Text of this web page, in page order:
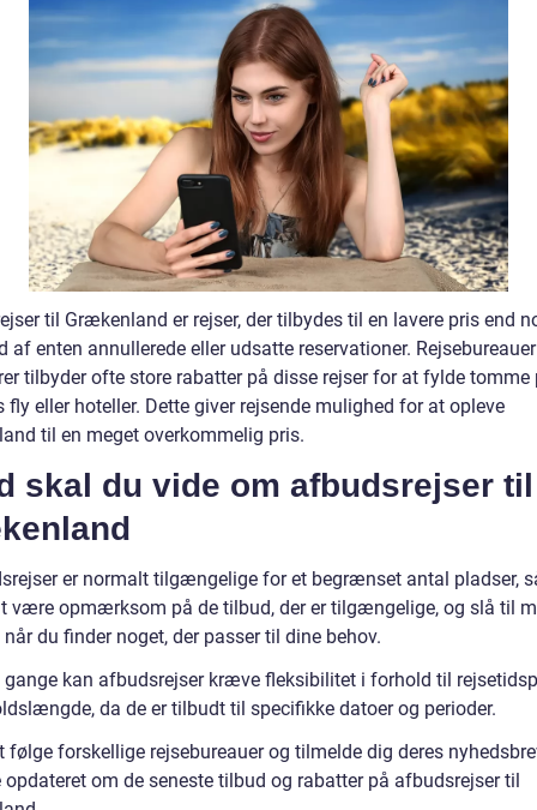
til Grækenland er rejser, der tilbydes til en lavere pris end
af enten annullerede eller udsatte reservationer.
tilbyder ofte store rabatter på disse rejser for at fylde tomme
fly eller hoteller. Dette giver rejsende mulighed for at opleve
til en meget overkommelig pris.
skal du vide om afbudsrejser til
er normalt tilgængelige for et begrænset antal pladser,
være opmærksom på de tilbud, der er tilgængelige, og slå til
du finder noget, der passer til dine behov.
kan afbudsrejser kræve fleksibilitet i forhold til
da de er tilbudt til specifikke datoer og perioder.
følge forskellige rejsebureauer og tilmelde dig deres
om de seneste tilbud og rabatter på afbudsrejser til